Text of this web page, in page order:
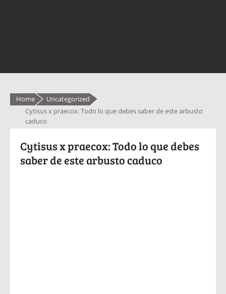
Home
Uncategorized
Cytisus x praecox: Todo lo que debes saber de este arbusto
caduco
Cytisus x praecox: Todo lo que debes
saber de este arbusto caduco